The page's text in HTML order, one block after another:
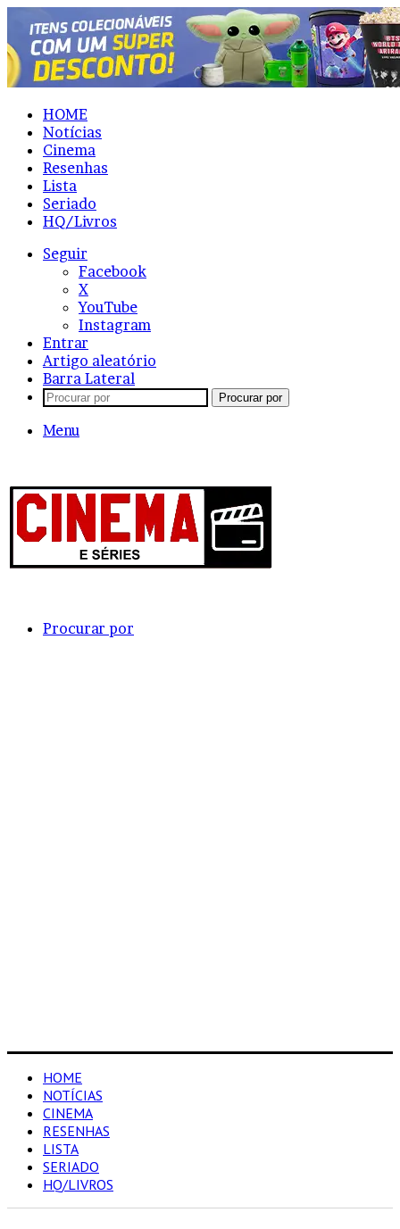
HOME
Notícias
Cinema
Resenhas
Lista
Seriado
HQ/Livros
Seguir
Facebook
X
YouTube
Instagram
Entrar
Artigo aleatório
Barra Lateral
Procurar por
Menu
Procurar por
HOME
NOTÍCIAS
CINEMA
RESENHAS
LISTA
SERIADO
HQ/LIVROS